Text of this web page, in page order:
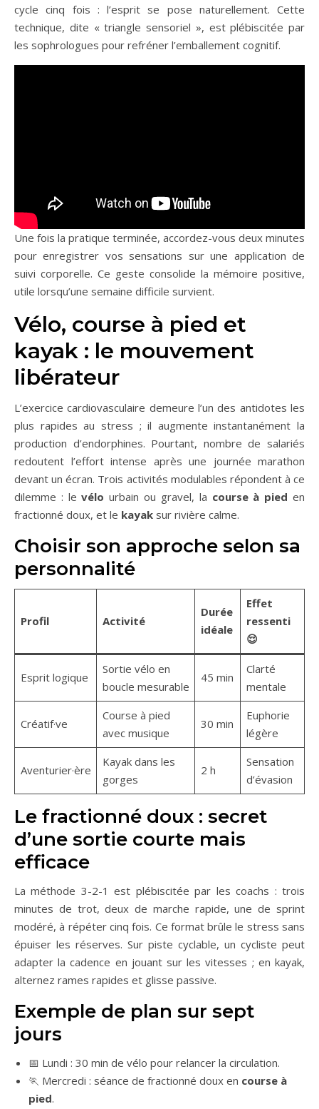
cycle cinq fois : l’esprit se pose naturellement. Cette
technique, dite « triangle sensoriel », est plébiscitée par
les sophrologues pour refréner l’emballement cognitif.
Une fois la pratique terminée, accordez-vous deux minutes
pour enregistrer vos sensations sur une application de
suivi corporelle. Ce geste consolide la mémoire positive,
utile lorsqu’une semaine difficile survient.
Vélo, course à pied et
kayak : le mouvement
libérateur
L’exercice cardiovasculaire demeure l’un des antidotes les
plus rapides au stress ; il augmente instantanément la
production d’endorphines. Pourtant, nombre de salariés
redoutent l’effort intense après une journée marathon
devant un écran. Trois activités modulables répondent à ce
dilemme : levélo urbain ou gravel, la course à pied en
fractionné doux, et le kayak sur rivière calme.
Choisir son approche selon sa
personnalité
Profil Activité
Durée
idéale
Effet
ressenti
😌
Esprit logique
Sortie vélo en
boucle mesurable
45 min
Clarté
mentale
Créatif·ve
Course à pied
avec musique
30 min
Euphorie
légère
Aventurier·ère
Kayak dans les
gorges
2 h
Sensation
d’évasion
Le fractionné doux : secret
d’une sortie courte mais
efficace
La méthode 3-2-1 est plébiscitée par les coachs : trois
minutes de trot, deux de marche rapide, une de sprint
modéré, à répéter cinq fois. Ce format brûle le stress sans
épuiser les réserves. Sur piste cyclable, un cycliste peut
adapter la cadence en jouant sur les vitesses ; en kayak,
alternez rames rapides et glisse passive.
Exemple de plan sur sept
jours
📅 Lundi : 30 min de vélo pour relancer la circulation.
🏃 Mercredi : séance de fractionné doux en course à
pied.